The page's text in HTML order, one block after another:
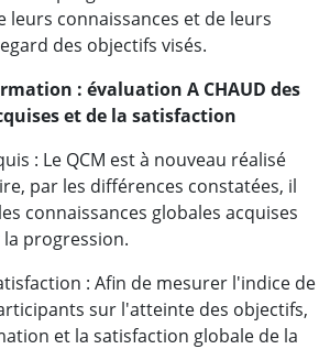
leurs connaissances et de leurs
des objectifs visés.
: évaluation A CHAUD des
et de la satisfaction
: Le QCM est à nouveau réalisé
par les différences constatées, il
connaissances globales acquises
progression.
: Afin de mesurer l'indice de
sur l'atteinte des objectifs,
et la satisfaction globale de la